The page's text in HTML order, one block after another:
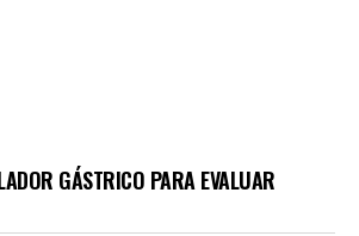
GÁSTRICO PARA EVALUAR